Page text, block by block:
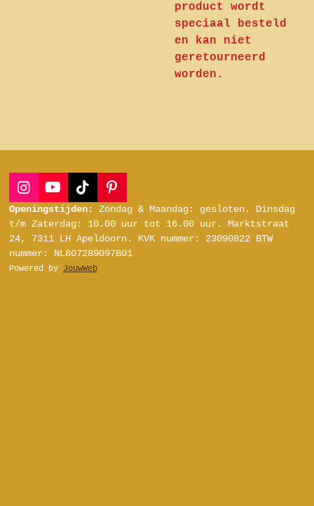
product wordt
speciaal besteld
en kan niet
geretourneerd
worden.
I
n
s
a
g
r
Y
o
u
T
b
e
T
i
o
k
P
i
n
r
Openingstijden: Zondag & Maandag: gesloten.
Dinsdag
t/m Zaterdag: 10.00 uur tot 16.00 uur. Marktstraat
24, 7311 LH Apeldoorn.
KVK nummer: 23090822 BTW
nummer: NL807289097B01
Powered by JouwWeb